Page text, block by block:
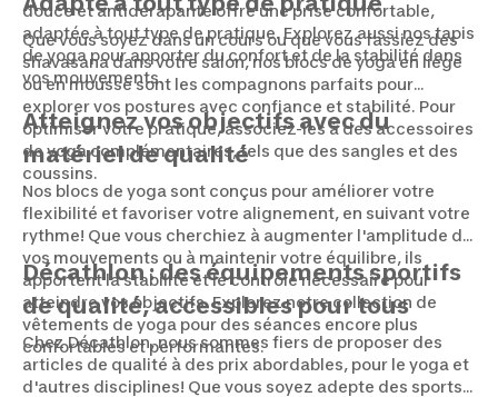
douce et antidérapante offre une prise confortable,
adaptée à tout type de pratique. Explorez aussi nos tapis
de yoga pour apporter du confort et de la stabilité dans
vos mouvements.
Que vous soyez dans un cours ou que vous fassiez des
shavasana dans votre salon, nos blocs de yoga en liège
ou en mousse sont les compagnons parfaits pour
explorer vos postures avec confiance et stabilité. Pour
optimiser votre pratique, associez-les à des accessoires
de yoga complémentaires, tels que des sangles et des
coussins.
Atteignez vos objectifs avec du
matériel de qualité
Nos blocs de yoga sont conçus pour améliorer votre
flexibilité et favoriser votre alignement, en suivant votre
rythme! Que vous cherchiez à augmenter l'amplitude de
vos mouvements ou à maintenir votre équilibre, ils
apportent la stabilité et le contrôle nécessaire pour
atteindre vos objectifs. Explorez notre collection de
vêtements de yoga pour des séances encore plus
confortables et performantes.
Décathlon : des équipements sportifs
de qualité, accessibles pour tous
Chez Décathlon, nous sommes fiers de proposer des
articles de qualité à des prix abordables, pour le yoga et
d'autres disciplines! Que vous soyez adepte des sports